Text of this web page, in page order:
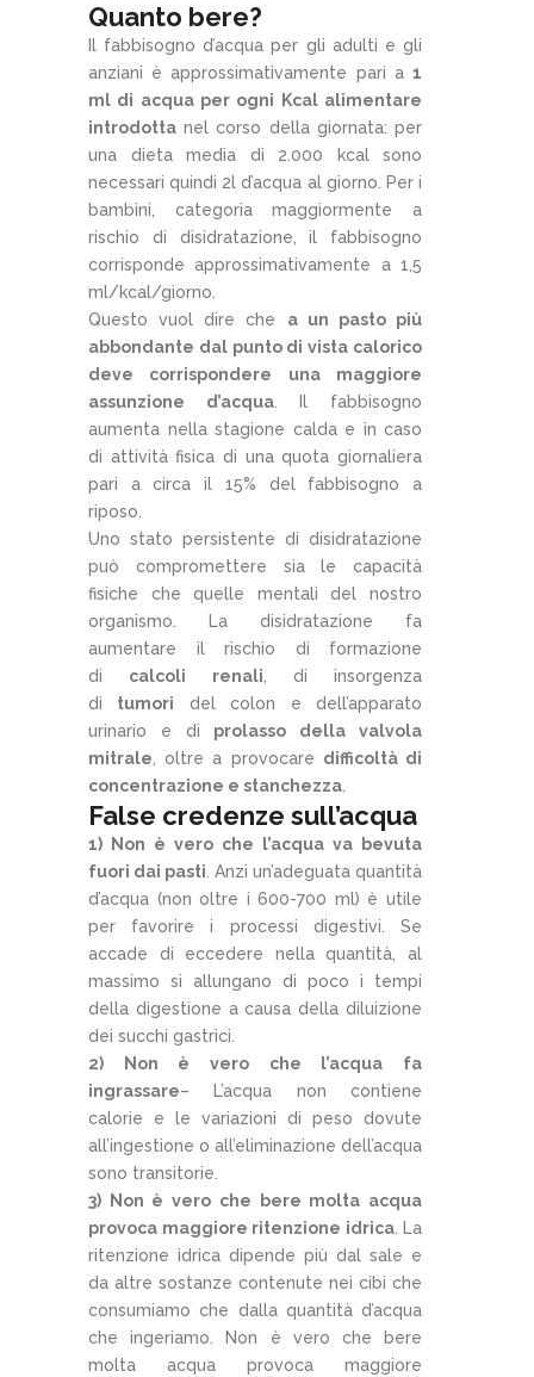
Quanto bere?
Il fabbisogno d’acqua per gli adulti e gli
anziani è approssimativamente pari a 1
ml di acqua per ogni Kcal alimentare
introdotta nel corso della giornata: per
una dieta media di 2.000 kcal sono
necessari quindi 2l d’acqua al giorno. Per i
bambini, categoria maggiormente a
rischio di disidratazione, il fabbisogno
corrisponde approssimativamente a 1,5
ml/kcal/giorno.
Questo vuol dire che a un pasto più
abbondante dal punto di vista calorico
deve corrispondere una maggiore
assunzione d’acqua. Il fabbisogno
aumenta nella stagione calda e in caso
di attività fisica di una quota giornaliera
pari a circa il 15% del fabbisogno a
riposo.
Uno stato persistente di disidratazione
può compromettere sia le capacità
fisiche che quelle mentali del nostro
organismo. La disidratazione fa
aumentare il rischio di formazione
di calcoli renali, di insorgenza
di tumori del colon e dell’apparato
urinario e di prolasso della valvola
mitrale, oltre a provocare difficoltà di
concentrazione e stanchezza.
False credenze sull’acqua
1) Non è vero che l’acqua va bevuta
fuori dai pasti. Anzi un’adeguata quantità
d’acqua (non oltre i 600-700 ml) è utile
per favorire i processi digestivi. Se
accade di eccedere nella quantità, al
massimo si allungano di poco i tempi
della digestione a causa della diluizione
dei succhi gastrici.
2) Non è vero che l’acqua fa
ingrassare– L’acqua non contiene
calorie e le variazioni di peso dovute
all’ingestione o all’eliminazione dell’acqua
sono transitorie.
3) Non è vero che bere molta acqua
provoca maggiore ritenzione idrica. La
ritenzione idrica dipende più dal sale e
da altre sostanze contenute nei cibi che
consumiamo che dalla quantità d’acqua
che ingeriamo. Non è vero che bere
molta acqua provoca maggiore